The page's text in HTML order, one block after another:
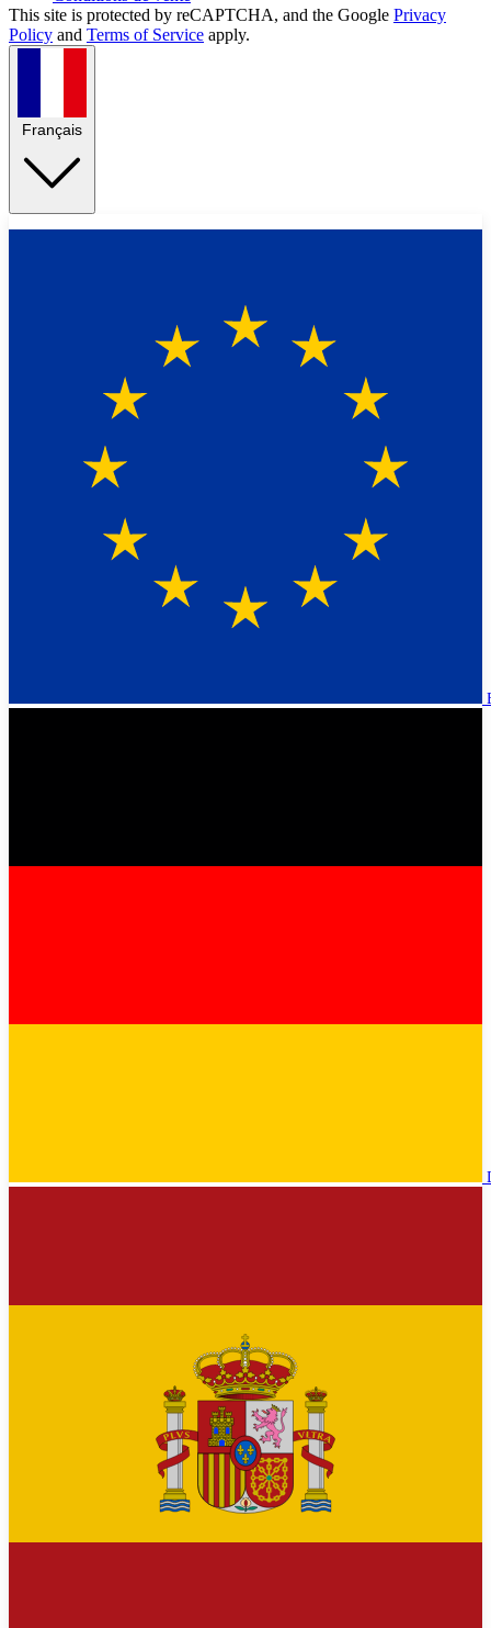
This site is protected by reCAPTCHA, and the Google Privacy
Policy and Terms of Service apply.
Français